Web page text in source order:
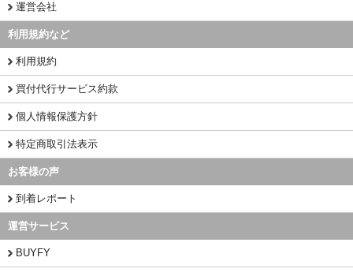
運営会社
利用規約など
利用規約
買付代行サービス約款
個人情報保護方針
特定商取引法表示
お客様の声
到着レポート
運営サービス
BUYFY